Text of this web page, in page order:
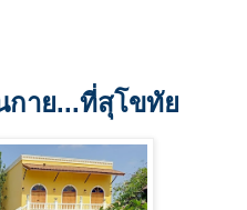
กาย...ที่สุโขทัย